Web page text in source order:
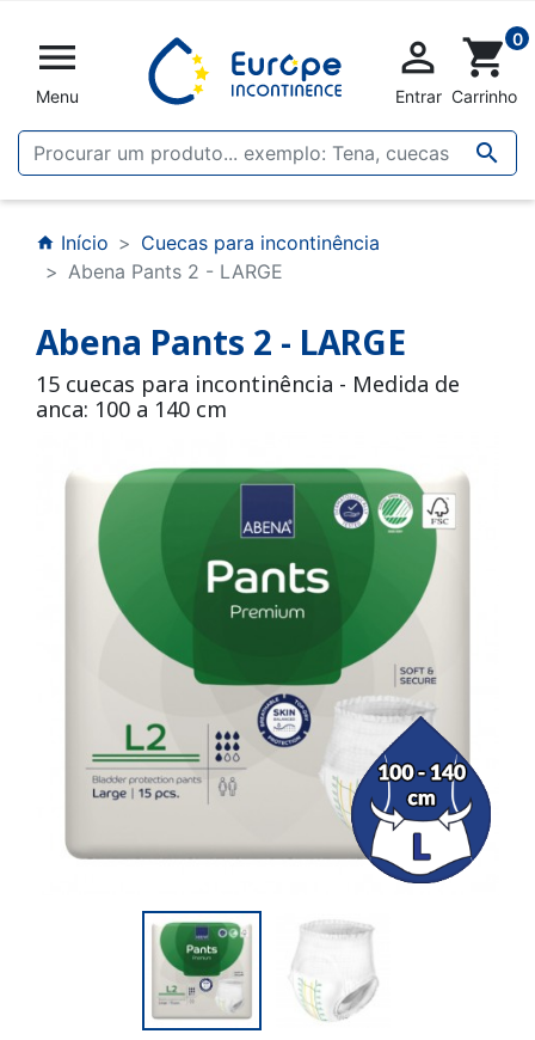

Menu


Entrar
shopping_cart 0
Carrinho
home Início
Cuecas para incontinência
Abena Pants 2 - LARGE
Abena Pants 2 - LARGE
15 cuecas para incontinência - Medida de
anca: 100 a 140 cm